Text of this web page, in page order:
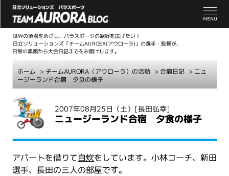
世界の頂点をめざし、パラスポーツの裾野を広げたい！
日立ソリューションズ「チームAUROEA(アウローラ)」の選手・監督が、
日常の素顔から大会日記までをお届けします。
ホーム > チームAURORA（アウローラ）の活動 >合宿日記 > ニュ
ージーランド合宿 夕食の様子
2007年08月25日（土） [長田弘幸]
ニュージーランド合宿 夕食の様子
アパートを借りて自炊をしています。小林コーチ、新田
選手、長田の三人の部屋です。